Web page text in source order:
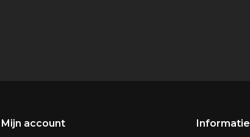
Mijn account Informatie